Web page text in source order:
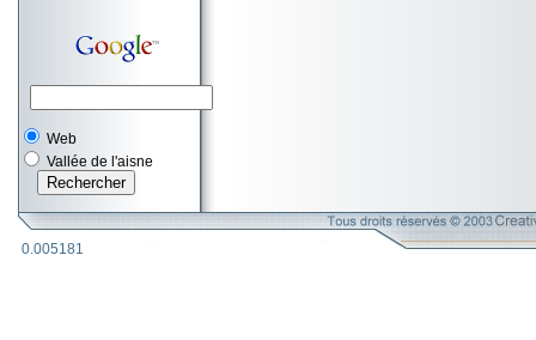
Web
Vallée de l'aisne
0.005181